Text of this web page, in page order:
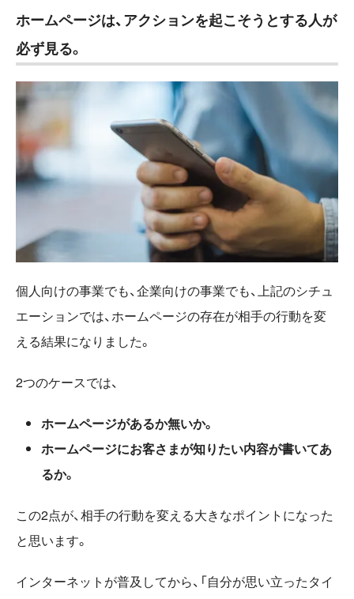
ホームページは、アクションを起こそうとする人が
必ず見る。
個人向けの事業でも、企業向けの事業でも、上記のシチュ
エーションでは、ホームページの存在が相手の行動を変
える結果になりました。
2つのケースでは、
ホームページがあるか無いか。
ホームページにお客さまが知りたい内容が書いてあ
るか。
この2点が、相手の行動を変える大きなポイントになった
と思います。
インターネットが普及してから、「自分が思い立ったタイ